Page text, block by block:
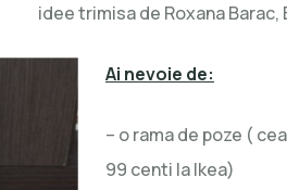
idee trimisa de Roxana Barac,
Ai nevoie de:
– o rama de poze (
99 centi la Ikea)